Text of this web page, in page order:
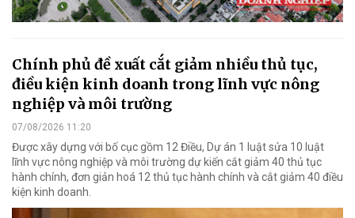
Chính phủ đề xuất cắt giảm nhiều thủ tục,
điều kiện kinh doanh trong lĩnh vực nông
nghiệp và môi trường
07/08/2026 11:20
Được xây dựng với bố cục gồm 12 Điều, Dự án 1 luật sửa 10 luật
lĩnh vực nông nghiệp và môi trường dự kiến cắt giảm 40 thủ tục
hành chính, đơn giản hoá 12 thủ tục hành chính và cắt giảm 40 điều
kiện kinh doanh.